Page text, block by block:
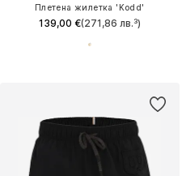
Плетена жилетка 'Kodd'
139,00 €(271,86 лв.³)